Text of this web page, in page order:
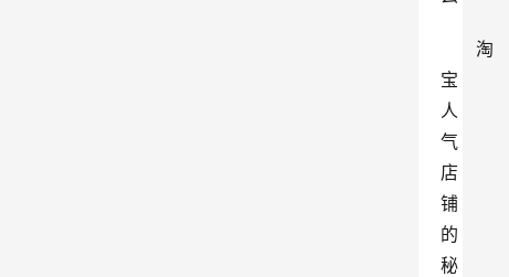
淘
宝
人
气
店
铺
的
秘